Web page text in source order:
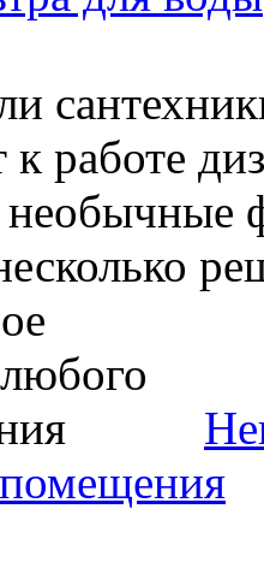
к работе
необычные